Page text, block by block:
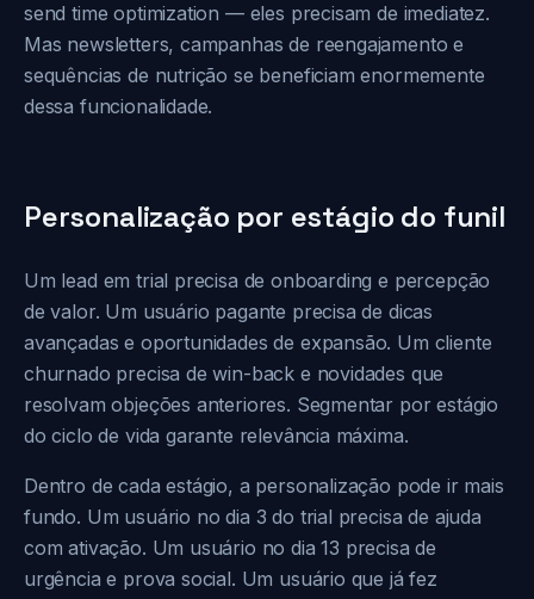
send time optimization — eles precisam de imediatez.
Mas newsletters, campanhas de reengajamento e
sequências de nutrição se beneficiam enormemente
dessa funcionalidade.
Personalização por estágio do funil
Um lead em trial precisa de onboarding e percepção
de valor. Um usuário pagante precisa de dicas
avançadas e oportunidades de expansão. Um cliente
churnado precisa de win-back e novidades que
resolvam objeções anteriores. Segmentar por estágio
do ciclo de vida garante relevância máxima.
Dentro de cada estágio, a personalização pode ir mais
fundo. Um usuário no dia 3 do trial precisa de ajuda
com ativação. Um usuário no dia 13 precisa de
urgência e prova social. Um usuário que já fez